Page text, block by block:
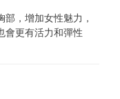
，增加女性魅力，
會更有活力和彈性